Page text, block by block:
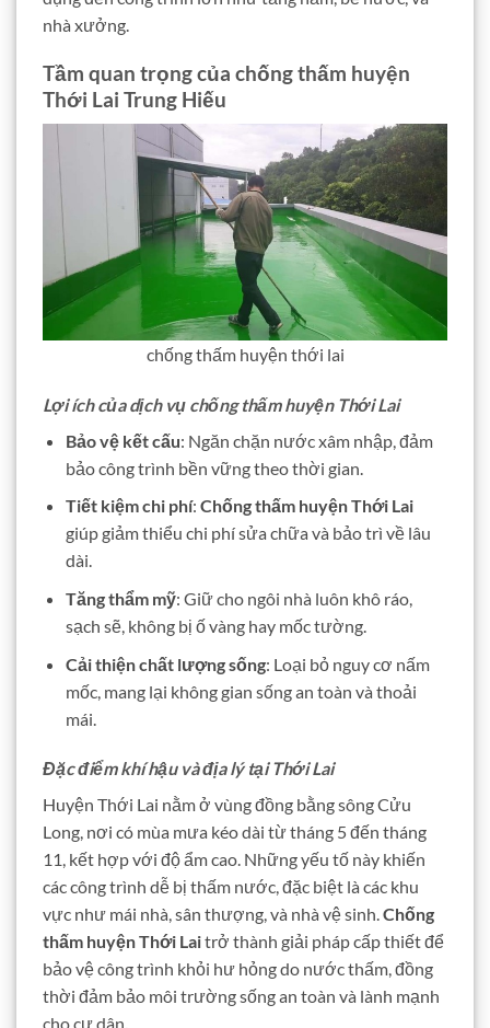
nhà xưởng.
Tầm quan trọng của chống thấm huyện
Thới Lai Trung Hiếu
chống thấm huyện thới lai
Lợi ích của dịch vụ chống thấm huyện Thới Lai
Bảo vệ kết cấu: Ngăn chặn nước xâm nhập, đảm
bảo công trình bền vững theo thời gian.
Tiết kiệm chi phí: Chống thấm huyện Thới Lai
giúp giảm thiểu chi phí sửa chữa và bảo trì về lâu
dài.
Tăng thẩm mỹ: Giữ cho ngôi nhà luôn khô ráo,
sạch sẽ, không bị ố vàng hay mốc tường.
Cải thiện chất lượng sống: Loại bỏ nguy cơ nấm
mốc, mang lại không gian sống an toàn và thoải
mái.
Đặc điểm khí hậu và địa lý tại Thới Lai
Huyện Thới Lai nằm ở vùng đồng bằng sông Cửu
Long, nơi có mùa mưa kéo dài từ tháng 5 đến tháng
11, kết hợp với độ ẩm cao. Những yếu tố này khiến
các công trình dễ bị thấm nước, đặc biệt là các khu
vực như mái nhà, sân thượng, và nhà vệ sinh.Chống
thấm huyện Thới Laitrở thành giải pháp cấp thiết để
bảo vệ công trình khỏi hư hỏng do nước thấm, đồng
thời đảm bảo môi trường sống an toàn và lành mạnh
cho cư dân.